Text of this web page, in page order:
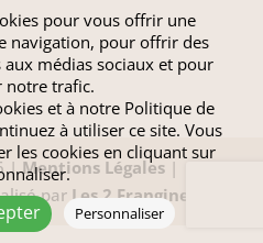
|Mentions Légales |
parLes 2 Frangines
pour vous offrir une
navigation, pour offrir des
médias sociaux et pour
notre trafic.
et à notre Politique de
à utiliser ce site. Vous
les cookies en cliquant sur
Personnaliser